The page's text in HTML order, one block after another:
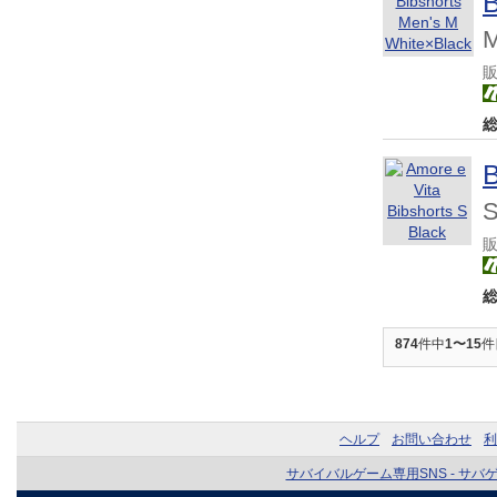
874件中1〜15
ヘルプ お問い合わせ
サバイバルゲーム専用SNS - サバ